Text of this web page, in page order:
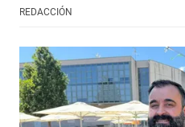
REDACCIÓN